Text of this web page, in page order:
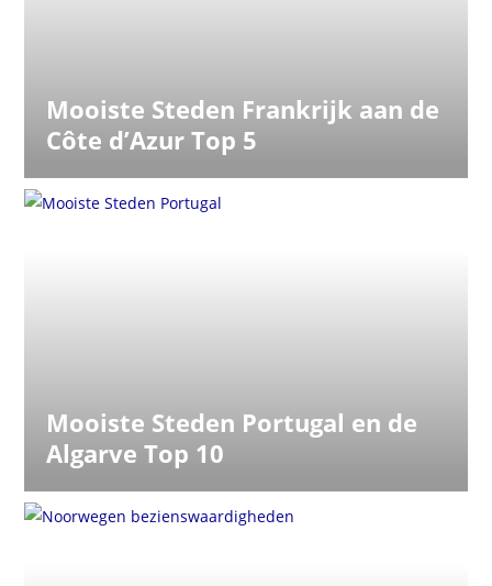
Mooiste Steden Frankrijk aan de
Côte d’Azur Top 5
Mooiste Steden Portugal en de
Algarve Top 10